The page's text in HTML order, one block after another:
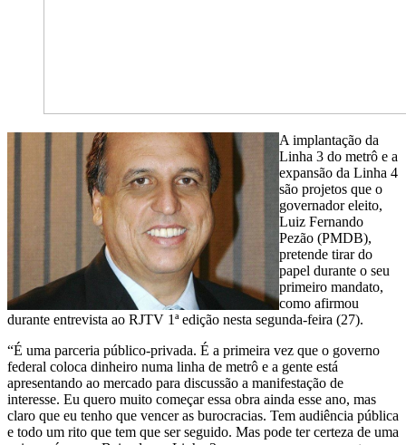
A implantação da
Linha 3 do metrô e a
expansão da Linha 4
são projetos que o
governador eleito,
Luiz Fernando
Pezão (PMDB),
pretende tirar do
papel durante o seu
primeiro mandato,
como afirmou
durante entrevista ao RJTV 1ª edição nesta segunda-feira (27).
“É uma parceria público-privada. É a primeira vez que o governo
federal coloca dinheiro numa linha de metrô e a gente está
apresentando ao mercado para discussão a manifestação de
interesse. Eu quero muito começar essa obra ainda esse ano, mas
claro que eu tenho que vencer as burocracias. Tem audiência pública
e todo um rito que tem que ser seguido. Mas pode ter certeza de uma